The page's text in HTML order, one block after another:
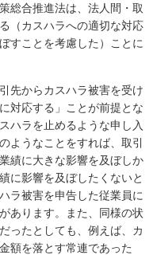
総合推進法は、法人間・取
（カスハラへの適切な対応
すことを考慮した）ことに
先からカスハラ被害を受け
対応する」ことが前提とな
ハラを止めるような申し入
ようなことをすれば、取引
績に大きな影響を及ぼしか
に影響を及ぼしたくないと
ラ被害を申告した従業員に
あります。また、同様の状
ったとしても、例えば、カ
額を落とす常連であった